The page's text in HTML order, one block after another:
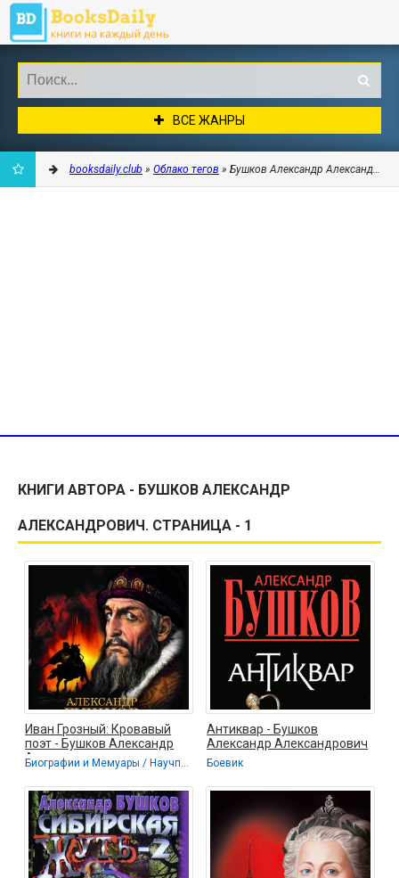
ВСЕ ЖАНРЫ
booksdaily.club » Облако тегов » Бушков Александр Александрович
КНИГИ АВТОРА - БУШКОВ АЛЕКСАНДР
АЛЕКСАНДРОВИЧ. СТРАНИЦА - 1
Иван Грозный: Кровавый
поэт - Бушков Александр
Александрович
Биографии и Мемуары / Научпоп / Учебная литература
Антиквар - Бушков
Александр Александрович
Боевик